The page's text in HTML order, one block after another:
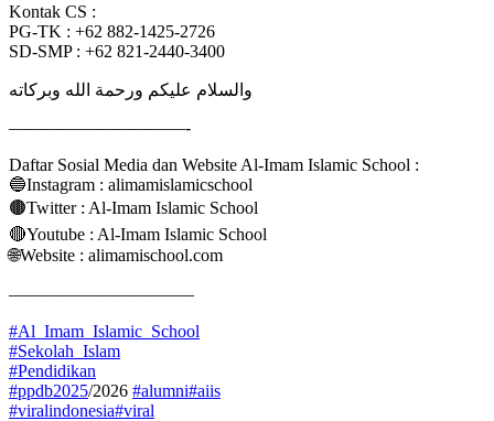
Kontak CS :
PG-TK : +62 882-1425-2726
SD-SMP : +62 821-2440-3400
والسلام عليكم ورحمة الله وبركاته
——————————-
Daftar Sosial Media dan Website Al-Imam Islamic School :
🔵Instagram : alimamislamicschool
🟤Twitter : Al-Imam Islamic School
🔴Youtube : Al-Imam Islamic School
🌐Website : alimamischool.com
——————————–
#Al_Imam_Islamic_School
#Sekolah_Islam
#Pendidikan
#ppdb2025/2026 #alumni#aiis
#viralindonesia#viral